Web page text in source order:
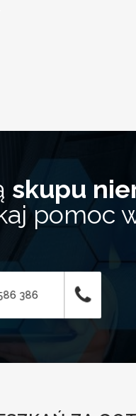
skupu
pomoc
386